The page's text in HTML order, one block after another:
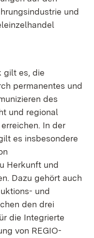
und
gilt es, die
permanentes und
des
und regional
In der
es insbesondere
Herkunft und
Dazu gehört auch
und
den drei
die Integrierte
von REGIO-